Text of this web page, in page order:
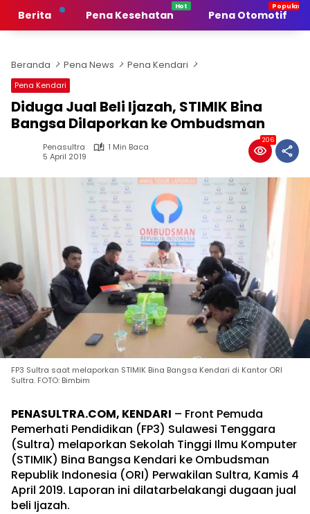
Berita Pena Kesehatan Pena Otomotif
Beranda Pena News Pena Kendari
Pena Kendari
Diduga Jual Beli Ijazah, STIMIK Bina
Bangsa Dilaporkan ke Ombudsman
Penasultra
1 Min Baca
5 April 2019
206
FP3 Sultra saat melaporkan STIMIK Bina Bangsa Kendari di Kantor ORI
Sultra. FOTO: Bimbim
PENASULTRA.COM, KENDARI – Front Pemuda
Pemerhati Pendidikan (FP3) Sulawesi Tenggara
(Sultra) melaporkan Sekolah Tinggi Ilmu Komputer
(STIMIK) Bina Bangsa Kendari ke Ombudsman
Republik Indonesia (ORI) Perwakilan Sultra, Kamis 4
April 2019. Laporan ini dilatarbelakangi dugaan jual
beli Ijazah.